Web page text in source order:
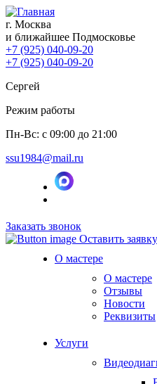
г. Москва
и ближайшее Подмосковье
+7 (925) 040-09-20
+7 (925) 040-09-20
Сергей
Режим работы
Пн-Вс: с 09:00 до 21:00
ssu1984@mail.ru
Заказать звонок
Оставить
О мастере
О мастере
Отзывы
Новости
Реквизиты
Услуги